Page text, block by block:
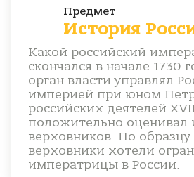
Предмет
История
Какой российский
скончался в начале 1730
орган власти управлял
империей при юном
российских деятелей
положительно оценивал
верховников. По образцу
верховники хотели
императрицы в России.